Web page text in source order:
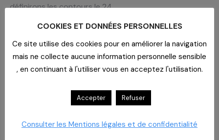
définirons les contours le 24
Olivier Toma, Fondateur Primum Non
Nocere
Développement et Communication
Développement Durable & Qualité
COOKIES ET DONNÉES PERSONNELLES
Ce site utilise des cookies pour en améliorer la navigation
mais ne collecte aucune information personnelle sensible
, en continuant à l'utiliser vous en acceptez l'utilisation.
Accepter Refuser
Consulter les Mentions légales et de confidentialité